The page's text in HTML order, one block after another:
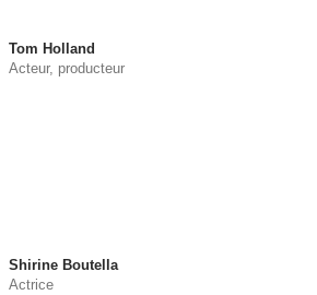
Tom Holland
Acteur, producteur
Shirine Boutella
Actrice